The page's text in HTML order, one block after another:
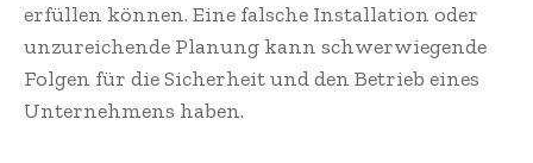
erfüllen können. Eine falsche Installation oder
unzureichende Planung kann schwerwiegende
Folgen für die Sicherheit und den Betrieb eines
Unternehmens haben.